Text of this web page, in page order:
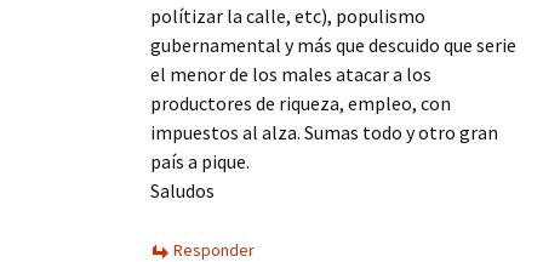
polítizar la calle, etc), populismo
gubernamental y más que descuido que serie
el menor de los males atacar a los
productores de riqueza, empleo, con
impuestos al alza. Sumas todo y otro gran
país a pique.
Saludos
Responder